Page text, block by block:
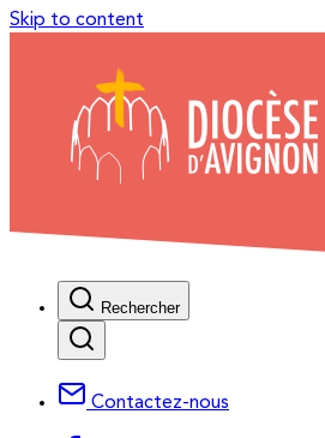
Skip to content
Rechercher
Contactez-nous